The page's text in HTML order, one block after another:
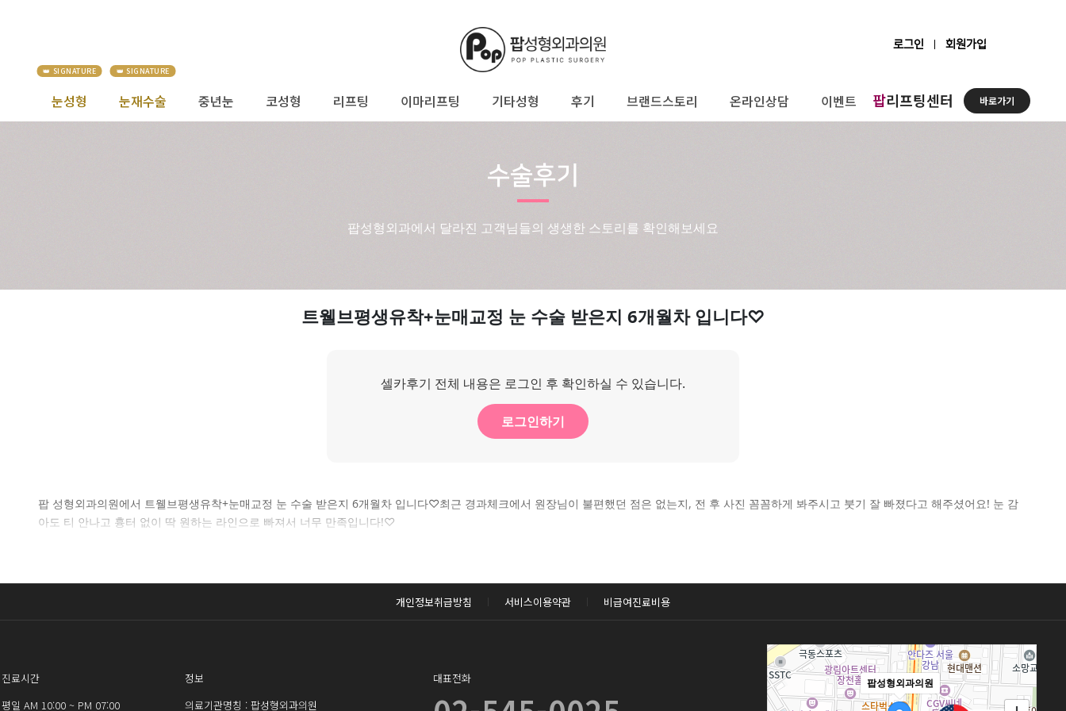
로그인 회원가입
눈성형 눈재수술 중년눈 코성형 리프팅 이마리프팅 기타성형 후기 브랜드스토리 온라인상담 이벤트 팝리프팅센터 바로가기
수술후기
팝성형외과에서 달라진 고객님들의 생생한 스토리를 확인해보세요
트웰브평생유착+눈매교정 눈 수술 받은지 6개월차 입니다♡
셀카후기 전체 내용은 로그인 후 확인하실 수 있습니다.
로그인하기
팝 성형외과의원에서 트웰브평생유착+눈매교정 눈 수술 받은지 6개월차 입니다♡최근 경과체크에서 원장님이 불편했던 점은 없는지, 전 후 사진 꼼꼼하게 봐주시고 붓기 잘 빠졌다고 해주셨어요! 눈 감
아도 티 안나고 흉터 없이 딱 원하는 라인으로 빠져서 너무 만족입니다!♡
개인정보취급방침 서비스이용약관 비급여진료비용
진료시간
평일 AM 10:00 ~ PM 07:00
정보
의료기관명칭 : 팝성형외과의원
대표전화 팝성형외과의원